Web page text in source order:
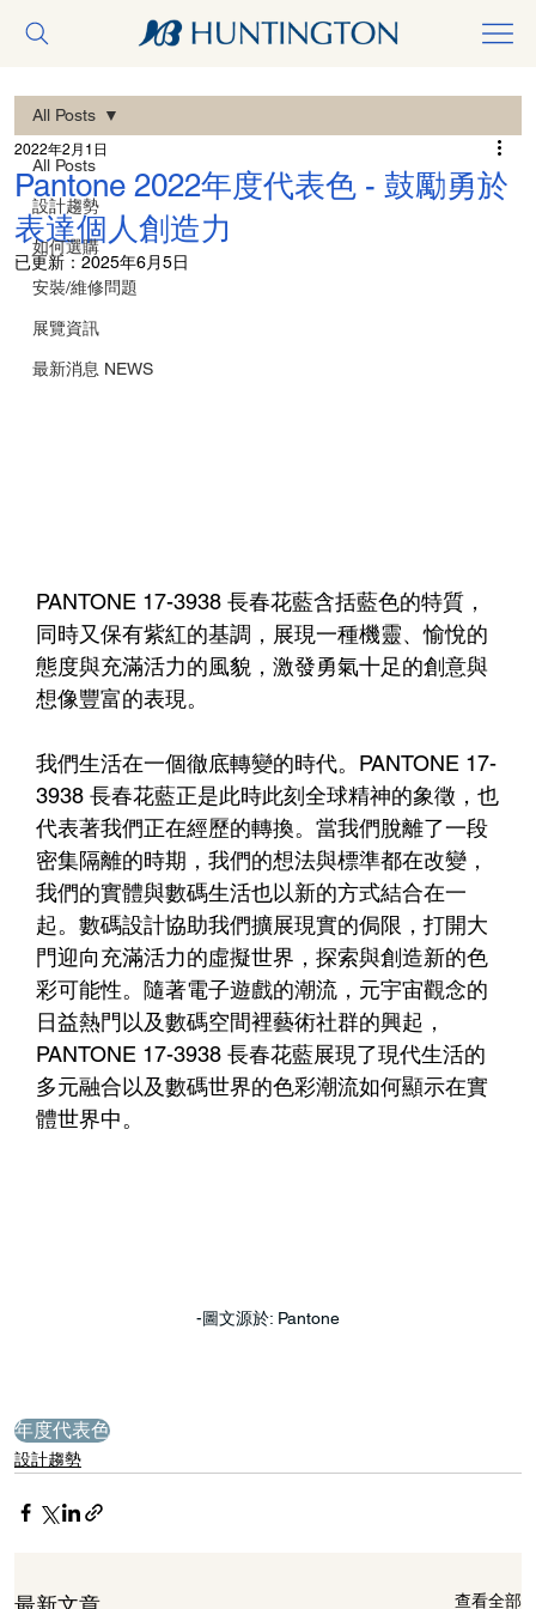
All Posts
設計趨勢
如何選購
安裝/維修問題
展覽資訊
最新消息 NEWS
All Posts
Pantone 2022年度代表色 - 鼓勵勇於
表達個人創造力
2022年2月1日
已更新： 2025年6月5日
PANTONE 17-3938 長春花藍含括藍色的特質，
同時又保有紫紅的基調，展現一種機靈、愉悅的
態度與充滿活力的風貌，激發勇氣十足的創意與
想像豐富的表現。
我們生活在一個徹底轉變的時代。PANTONE 17-
3938 長春花藍正是此時此刻全球精神的象徵，也
代表著我們正在經歷的轉換。當我們脫離了一段
密集隔離的時期，我們的想法與標準都在改變，
我們的實體與數碼生活也以新的方式結合在一
起。數碼設計協助我們擴展現實的侷限，打開大
門迎向充滿活力的虛擬世界，探索與創造新的色
彩可能性。隨著電子遊戲的潮流，元宇宙觀念的
日益熱門以及數碼空間裡藝術社群的興起，
PANTONE 17-3938 長春花藍展現了現代生活的
多元融合以及數碼世界的色彩潮流如何顯示在實
體世界中。
-圖文源於: Pantone
年度代表色
設計趨勢
查看全部